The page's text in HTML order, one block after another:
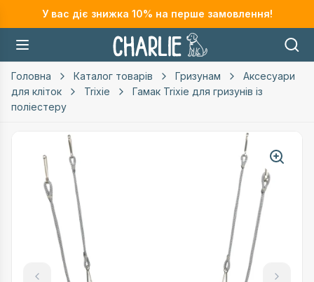
У вас діє знижка 10% на перше замовлення!
Головна Каталог товарів Гризунам
Аксесуари
для кліток
Trixie
Гамак Trixie для гризунів із
поліестеру